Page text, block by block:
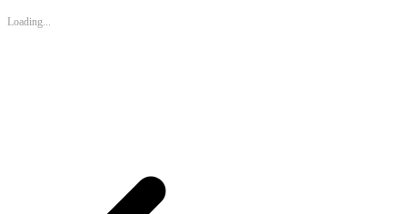
Loading...